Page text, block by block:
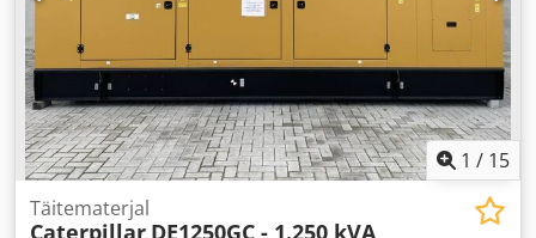
1 / 15
Täitematerjal
Caterpillar DE1250GC - 1.250 kVA